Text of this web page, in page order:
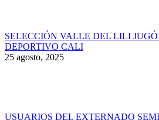
SELECCIÓN VALLE DEL LILI
DEPORTIVO CALI
25 agosto, 2025
USUARIOS DEL EXTERNADO